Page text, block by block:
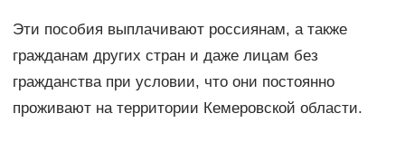
Эти пособия выплачивают россиянам, а также
гражданам других стран и даже лицам без
гражданства при условии, что они постоянно
проживают на территории Кемеровской области.